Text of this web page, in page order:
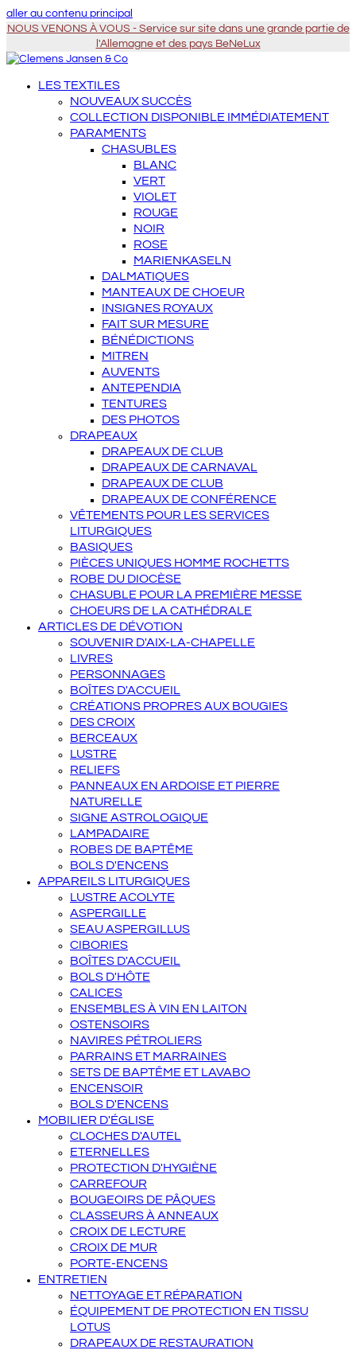
aller au contenu principal
NOUS VENONS À VOUS - Service sur site dans une grande partie de
l'Allemagne et des pays BeNeLux
LES TEXTILES
NOUVEAUX SUCCÈS
COLLECTION DISPONIBLE IMMÉDIATEMENT
PARAMENTS
CHASUBLES
BLANC
VERT
VIOLET
ROUGE
NOIR
ROSE
MARIENKASELN
DALMATIQUES
MANTEAUX DE CHOEUR
INSIGNES ROYAUX
FAIT SUR MESURE
BÉNÉDICTIONS
MITREN
AUVENTS
ANTEPENDIA
TENTURES
DES PHOTOS
DRAPEAUX
DRAPEAUX DE CLUB
DRAPEAUX DE CARNAVAL
DRAPEAUX DE CLUB
DRAPEAUX DE CONFÉRENCE
VÊTEMENTS POUR LES SERVICES
LITURGIQUES
BASIQUES
PIÈCES UNIQUES HOMME ROCHETTS
ROBE DU DIOCÈSE
CHASUBLE POUR LA PREMIÈRE MESSE
CHOEURS DE LA CATHÉDRALE
ARTICLES DE DÉVOTION
SOUVENIR D'AIX-LA-CHAPELLE
LIVRES
PERSONNAGES
BOÎTES D'ACCUEIL
CRÉATIONS PROPRES AUX BOUGIES
DES CROIX
BERCEAUX
LUSTRE
RELIEFS
PANNEAUX EN ARDOISE ET PIERRE
NATURELLE
SIGNE ASTROLOGIQUE
LAMPADAIRE
ROBES DE BAPTÊME
BOLS D'ENCENS
APPAREILS LITURGIQUES
LUSTRE ACOLYTE
ASPERGILLE
SEAU ASPERGILLUS
CIBORIES
BOÎTES D'ACCUEIL
BOLS D'HÔTE
CALICES
ENSEMBLES À VIN EN LAITON
OSTENSOIRS
NAVIRES PÉTROLIERS
PARRAINS ET MARRAINES
SETS DE BAPTÊME ET LAVABO
ENCENSOIR
BOLS D'ENCENS
MOBILIER D'ÉGLISE
CLOCHES D'AUTEL
ETERNELLES
PROTECTION D'HYGIÈNE
CARREFOUR
BOUGEOIRS DE PÂQUES
CLASSEURS À ANNEAUX
CROIX DE LECTURE
CROIX DE MUR
PORTE-ENCENS
ENTRETIEN
NETTOYAGE ET RÉPARATION
ÉQUIPEMENT DE PROTECTION EN TISSU
LOTUS
DRAPEAUX DE RESTAURATION